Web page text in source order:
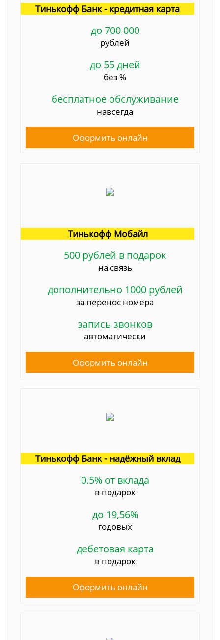
Тинькофф Банк - кредитная карта
до 700 000
рублей
до 55 дней
без %
бесплатное обслуживание
навсегда
Оформить онлайн
Тинькофф Мобайл
500 рублей в подарок
на связь
дополнительно 1000 рублей
за перенос номера
запись звонков
автоматически
Оформить онлайн
Тинькофф Банк - надёжный вклад
0.5% от вклада
в подарок
до 19,56%
годовых
дебетовая карта
в подарок
Оформить онлайн